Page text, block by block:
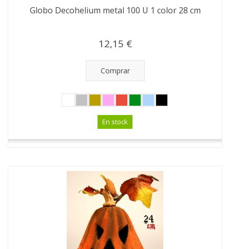
Globo Decohelium metal 100 U 1 color 28 cm
12,15 €
Comprar
En stock